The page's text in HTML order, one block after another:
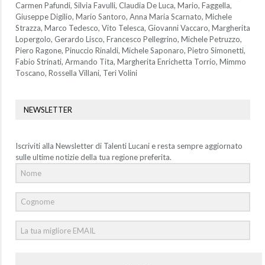
Carmen Pafundi, Silvia Favulli, Claudia De Luca, Mario, Faggella,
Giuseppe Digilio, Mario Santoro, Anna Maria Scarnato, Michele
Strazza, Marco Tedesco, Vito Telesca, Giovanni Vaccaro, Margherita
Lopergolo, Gerardo Lisco, Francesco Pellegrino, Michele Petruzzo,
Piero Ragone, Pinuccio Rinaldi, Michele Saponaro, Pietro Simonetti,
Fabio Strinati, Armando Tita, Margherita Enrichetta Torrio, Mimmo
Toscano, Rossella Villani, Teri Volini
NEWSLETTER
Iscriviti alla Newsletter di Talenti Lucani e resta sempre aggiornato
sulle ultime notizie della tua regione preferita.